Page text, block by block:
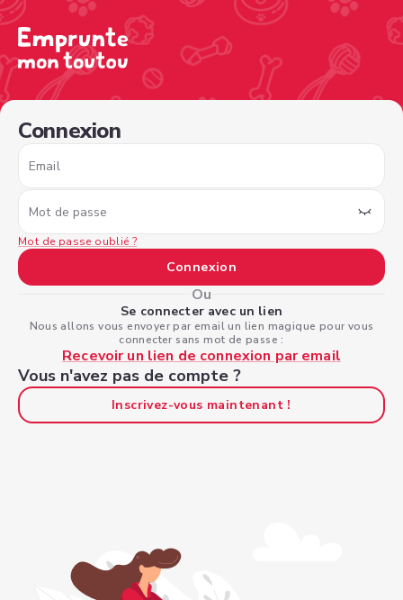
Connexion
Email
Mot de passe
Mot de passe oublié ?
Connexion
Ou
Se connecter avec un lien
Nous allons vous envoyer par email un lien magique pour vous
connecter sans mot de passe :
Recevoir un lien de connexion par email
Vous n'avez pas de compte ?
Inscrivez-vous maintenant !
/sign-in?nextPage=%2Fview-profile%2Fc31087c1-e8ff-